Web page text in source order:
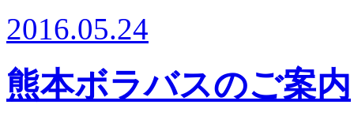
2016.05.24
熊本ボラバスのご案内